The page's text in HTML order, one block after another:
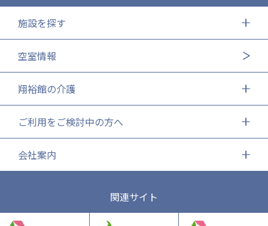
施設を探す
空室情報
翔裕館の介護
ご利用をご検討中の方へ
会社案内
関連サイト